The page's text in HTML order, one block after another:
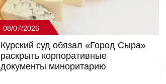
08/07/2026
Курский суд обязал «Город Сыра»
раскрыть корпоративные
документы миноритарию